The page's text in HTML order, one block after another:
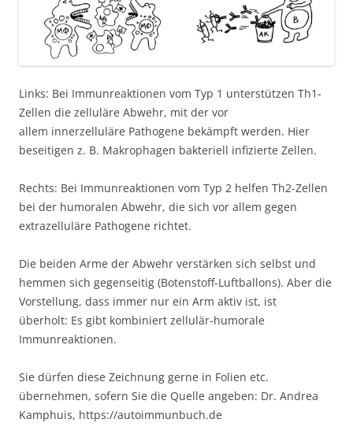
Links: Bei Immunreaktionen vom Typ 1 unterstützen Th1-
Zellen die zelluläre Abwehr, mit der vor
allem innerzelluläre Pathogene bekämpft werden. Hier
beseitigen z. B. Makrophagen bakteriell infizierte Zellen.
Rechts: Bei Immunreaktionen vom Typ 2 helfen Th2-Zellen
bei der humoralen Abwehr, die sich vor allem gegen
extrazelluläre Pathogene richtet.
Die beiden Arme der Abwehr verstärken sich selbst und
hemmen sich gegenseitig (Botenstoff-Luftballons). Aber die
Vorstellung, dass immer nur ein Arm aktiv ist, ist
überholt: Es gibt kombiniert zellulär-humorale
Immunreaktionen.
Sie dürfen diese Zeichnung gerne in Folien etc.
übernehmen, sofern Sie die Quelle angeben: Dr. Andrea
Kamphuis, https://autoimmunbuch.de